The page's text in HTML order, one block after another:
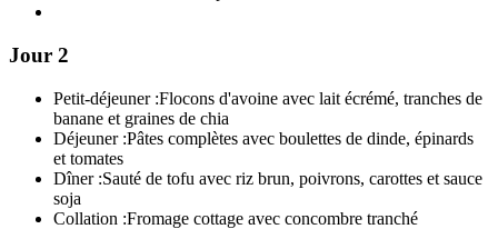
Jour 2
Petit-déjeuner :Flocons d'avoine avec lait écrémé, tranches de
banane et graines de chia
Déjeuner :Pâtes complètes avec boulettes de dinde, épinards
et tomates
Dîner :Sauté de tofu avec riz brun, poivrons, carottes et sauce
soja
Collation :Fromage cottage avec concombre tranché